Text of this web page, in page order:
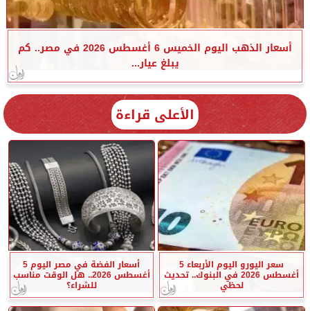
أسعار الذهب اليوم الخميس 6 أغسطس 2026 في مصر.. كم
يبلغ عيار...
الأعلى قراءة
سعر اليورو اليوم الأربعاء 5
أغسطس 2026 في البنوك.. تحديث
لحظي
أسعار الفضة في مصر اليوم 5
أغسطس 2026.. هل الوقت مناسب
للشراء؟